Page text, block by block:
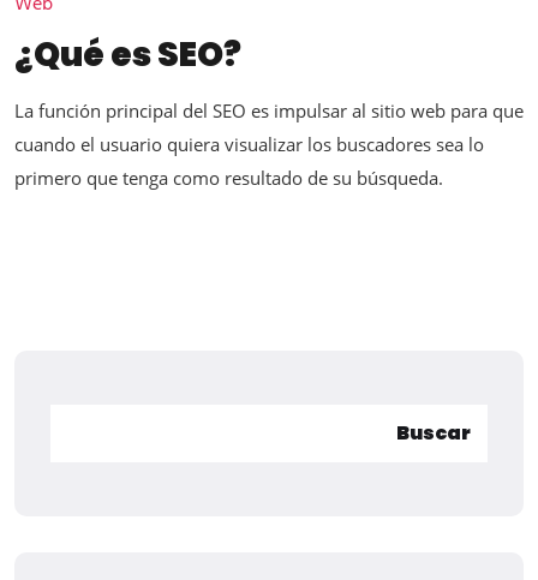
¿Qué es SEO?
La función principal del SEO es impulsar al sitio web para que
cuando el usuario quiera visualizar los buscadores sea lo
primero que tenga como resultado de su búsqueda.
Buscar